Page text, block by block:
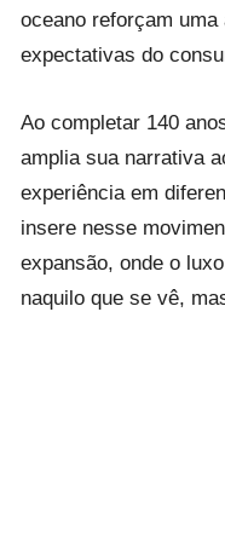
oceano reforçam uma
expectativas do
Ao completar 140
amplia sua narrativa
experiência em
insere nesse
expansão, onde o
naquilo que se vê,